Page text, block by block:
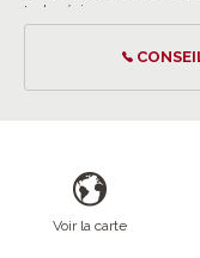
Indonésie.
Voir la carte